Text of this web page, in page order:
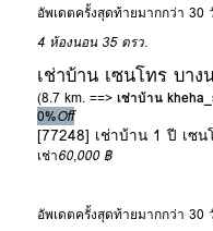
อัพเดตครั้งสุดท้ายมากกว่า 30
4 ห้องนอน 35 ตรว.
เช่าบ้าน เซนโทร บาง
(8.7 km. ==> เช่าบ้าน
0%Off
[77248] เช่าบ้าน 1 ปี เซน
เช่า60,000 ฿
อัพเดตครั้งสุดท้ายมากกว่า 30